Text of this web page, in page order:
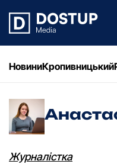
НовиниКропивницький
Журналістка